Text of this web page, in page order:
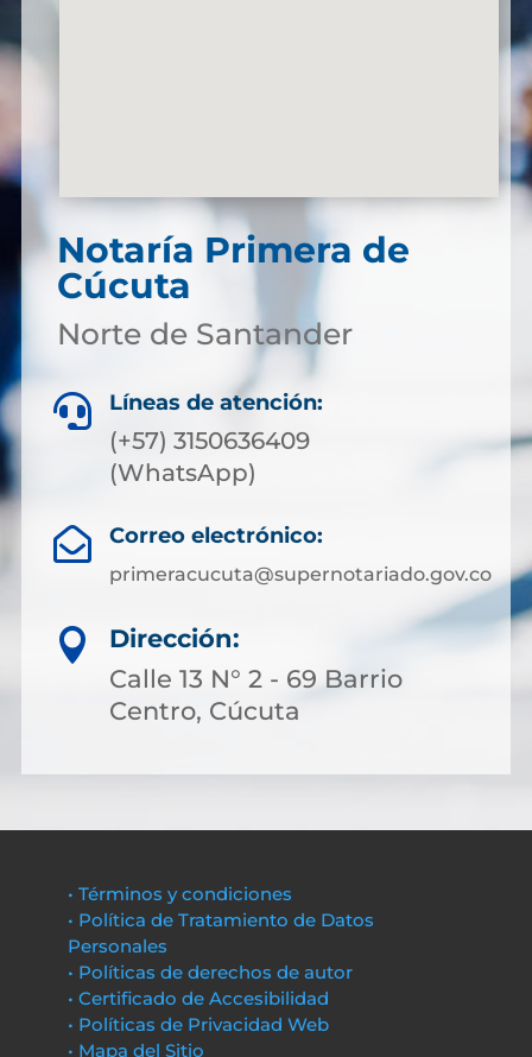
Notaría Primera de
Cúcuta
Norte de Santander
 Líneas de atención:
(+57) 3150636409
(WhatsApp)
 Correo electrónico:
primeracucuta@supernotariado.gov.co

Dirección:
Calle 13 N° 2 - 69 Barrio
Centro, Cúcuta
• Términos y condiciones
• Política de Tratamiento de Datos
Personales
• Políticas de derechos de autor
• Certificado de Accesibilidad
• Políticas de Privacidad Web
• Mapa del Sitio